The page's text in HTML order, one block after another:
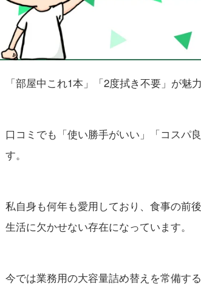
「部屋中これ1本」「2度拭き不要」が魅
口コミでも「使い勝手がいい」「コスパ
す。
私自身も何年も愛用しており、食事の前
生活に欠かせない存在になっています。
今では業務用の大容量詰め替えを常備する